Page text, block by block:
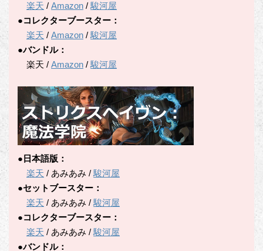
楽天 / Amazon /駿河屋
●コレクターブースター：
楽天 / Amazon /駿河屋
●バンドル：
楽天 / Amazon /駿河屋
●日本語版：
楽天 / あみあみ /駿河屋
●セットブースター：
楽天 / あみあみ /駿河屋
●コレクターブースター：
楽天 / あみあみ /駿河屋
●バンドル：